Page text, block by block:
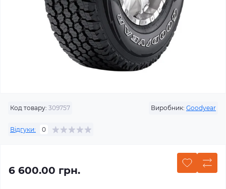
Код товару: 309757 Виробник: Goodyear
Відгуки: 0
6 600.00 грн.